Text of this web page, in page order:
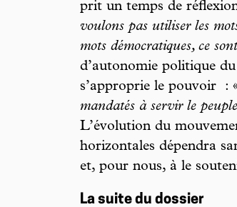
prit un temps de
voulons pas utiliser les
mots démocratiques, ce
d’autonomie politique
s’approprie le pouvoir : «
mandatés à servir le
L’évolution du
horizontales dépendra
et, pour nous, à le
La suite du dossier